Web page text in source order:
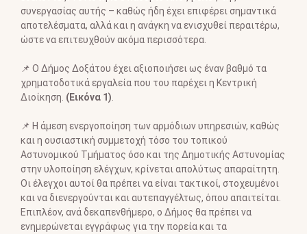
συνεργασίας αυτής – καθώς ήδη έχει επιφέρει σημαντικά
αποτελέσματα, αλλά και η ανάγκη να ενισχυθεί περαιτέρω,
ώστε να επιτευχθούν ακόμα περισσότερα.
📌 Ο Δήμος Δοξάτου έχει αξιοποιήσει ως έναν βαθμό τα
χρηματοδοτικά εργαλεία που του παρέχει η Κεντρική
Διοίκηση. (Εικόνα 1)
📌 Η άμεση ενεργοποίηση των αρμόδιων υπηρεσιών, καθώς
και η ουσιαστική συμμετοχή τόσο του τοπικού
Αστυνομικού Τμήματος όσο και της Δημοτικής Αστυνομίας
στην υλοποίηση ελέγχων, κρίνεται απολύτως απαραίτητη.
Οι έλεγχοι αυτοί θα πρέπει να είναι τακτικοί, στοχευμένοι
και να διενεργούνται και αυτεπαγγέλτως, όπου απαιτείται.
Επιπλέον, ανά δεκαπενθήμερο, ο Δήμος θα πρέπει να
ενημερώνεται εγγράφως για την πορεία και τα